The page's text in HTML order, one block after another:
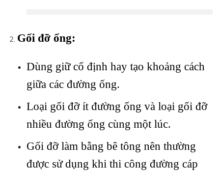
Gối đỡ ống:
Dùng giữ cố định hay tạo khoảng cách
giữa các đường ống.
Loại gối đỡ ít đường ống và loại gối đỡ
nhiều đường ống cùng một lúc.
Gối đỡ làm bằng bê tông nên thường
được sử dụng khi thi công đường cáp